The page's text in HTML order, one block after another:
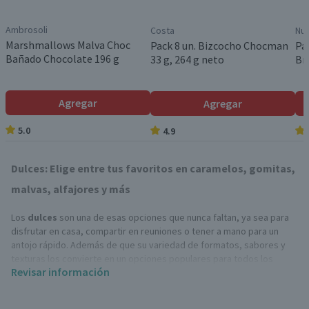
Ambrosoli
Marshmallows Malva Choc
Bañado Chocolate 196 g
Agregar
5.0
Costa
Pack 8 un. Bizcocho Chocman
33 g, 264 g neto
Agregar
4.9
Dulces: Elige entre tus favoritos en caramelos, gomitas,
malvas, alfajores y más
Los dulces son una de esas opciones que nunca faltan, ya sea para
disfrutar en casa, compartir en reuniones o tener a mano para un
antojo rápido. Además de que su variedad de formatos, sabores y
gustos y ocasiones.
Revisar información